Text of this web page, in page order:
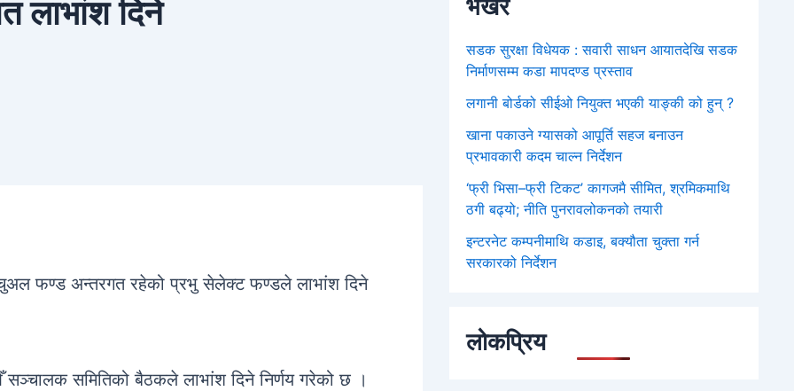
लाभांश दिने
फण्ड अन्तरगत रहेको प्रभु सेलेक्ट फण्डले लाभांश दिने
समितिको बैठकले लाभांश दिने निर्णय गरेको छ ।
भर्खरै
सडक सुरक्षा विधेयक : सवारी साधन आयातदेखि सडक
निर्माणसम्म कडा मापदण्ड प्रस्ताव
लगानी बोर्डको सीईओ नियुक्त भएकी याङ्की को हुन् ?
खाना पकाउने ग्यासको आपूर्ति सहज बनाउन
प्रभावकारी कदम चाल्न निर्देशन
‘फ्री भिसा–फ्री टिकट’ कागजमै सीमित, श्रमिकमाथि
ठगी बढ्यो; नीति पुनरावलोकनको तयारी
इन्टरनेट कम्पनीमाथि कडाइ, बक्यौता चुक्ता गर्न
सरकारको निर्देशन
लोकप्रिय